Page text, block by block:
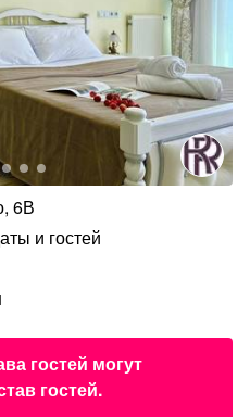
6В
и гостей
гостей могут
гостей.